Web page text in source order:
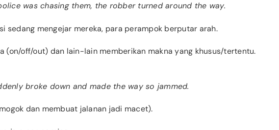
was chasing them, the robber turned around the way.
mengejar mereka, para perampok berputar arah.
(on/off/out) dan lain-lain memberikan makna yang khusus/tertentu.
broke down and made the way so jammed.
dan membuat jalanan jadi macet).